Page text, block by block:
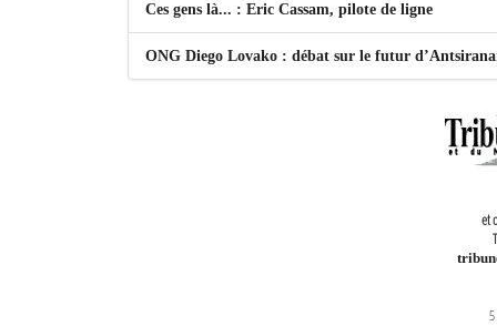
Ces gens là... : Eric Cassam, pilote de ligne
ONG Diego Lovako : débat sur le futur
et